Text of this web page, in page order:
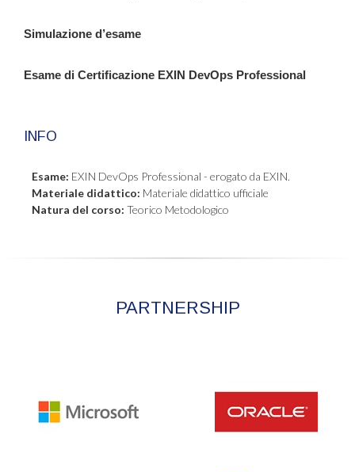
Simulazione d’esame
Esame di Certificazione EXIN DevOps Professional
INFO
Esame: EXIN DevOps Professional - erogato da EXIN.
Materiale didattico: Materiale didattico ufficiale
Natura del corso: Teorico Metodologico
PARTNERSHIP